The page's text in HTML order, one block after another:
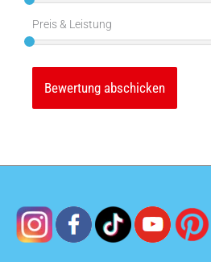
Preis & Leistung